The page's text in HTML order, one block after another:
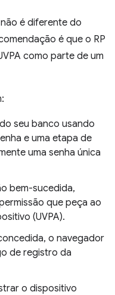
é diferente do
é que o RP
como parte de um
seu banco usando
e uma etapa de
uma senha única
bem-sucedida,
que peça ao
(UVPA).
o navegador
de registro da
o dispositivo